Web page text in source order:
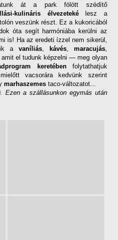
át a park fölött szédítő
kulináris élvezetekélesz a
veszünk részt. Ez a kukoricából
óta segít harmóniába kerülni az
is! Ha az eredeti ízzel nem sikerül,
a vaníliás kávés, maracujás,
amit el tudunk képzelni — meg olyan
keretébenfolytathatjuk
vacsorára kedvünk szerint
marhaszemes taco-változatot...
Ezen a szállásunkon egymás után